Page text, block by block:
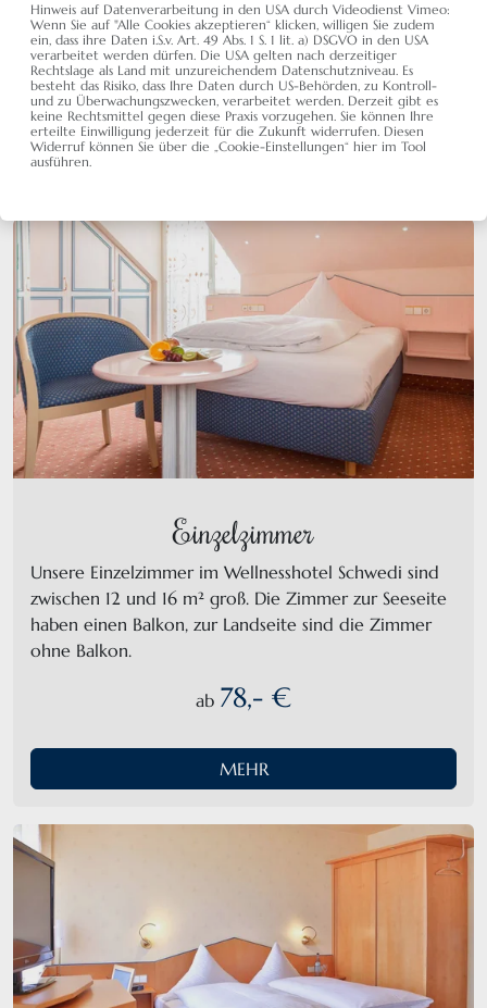
Hier können Sie sich unsereEinzelzimmerund
Doppelzimmer, sowie unsere Suiten undFerienwohnungen
genauer ansehen. Jedes Zimmer können Sie direkt online
auf Verfügbarkeit überprüfen und bequem buchen. Bei
Fragen können Sie auch gerne direkt mit uns in Kontakt
treten.
Einzelzimmer
Unsere Einzelzimmer im Wellnesshotel Schwedi sind
zwischen 12 und 16 m² groß. Die Zimmer zur Seeseite
haben einen Balkon, zur Landseite sind die Zimmer
ohne Balkon.
ab 78,- €
MEHR
Hinweis auf Datenverarbeitung in den USA durch Videodienst Vimeo:
Wenn Sie auf "Alle Cookies akzeptieren“ klicken, willigen Sie zudem
ein, dass ihre Daten i.S.v. Art. 49 Abs. 1 S. 1 lit. a) DSGVO in den USA
verarbeitet werden dürfen. Die USA gelten nach derzeitiger
Rechtslage als Land mit unzureichendem Datenschutzniveau. Es
besteht das Risiko, dass Ihre Daten durch US-Behörden, zu Kontroll-
und zu Überwachungszwecken, verarbeitet werden. Derzeit gibt es
keine Rechtsmittel gegen diese Praxis vorzugehen. Sie können Ihre
erteilte Einwilligung jederzeit für die Zukunft widerrufen. Diesen
Widerruf können Sie über die „Cookie-Einstellungen“ hier im Tool
ausführen.